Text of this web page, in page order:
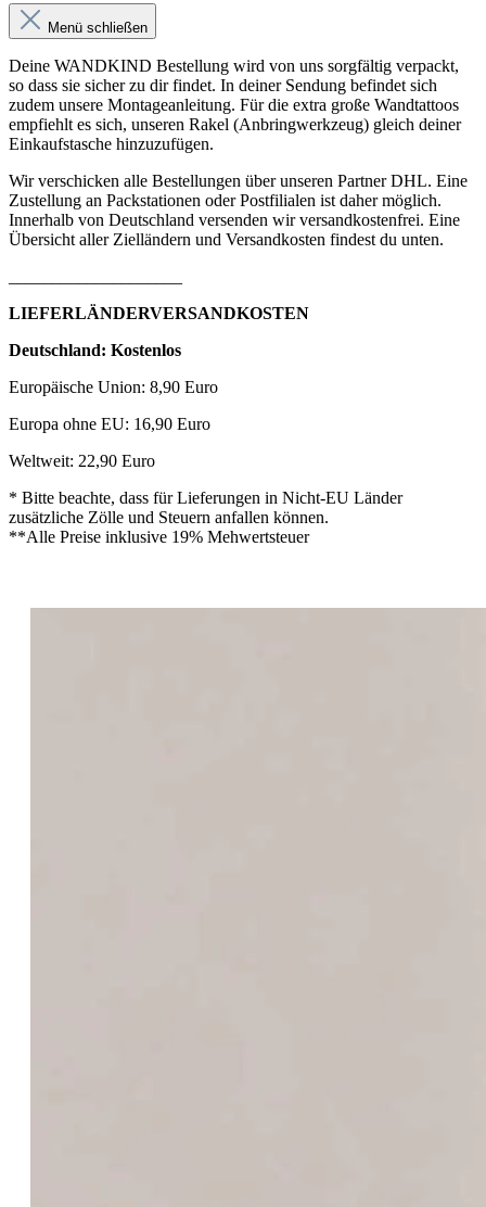
Menü schließen
Deine WANDKIND Bestellung wird von uns sorgfältig verpackt,
so dass sie sicher zu dir findet. In deiner Sendung befindet sich
zudem unsere Montageanleitung. Für die extra große Wandtattoos
empfiehlt es sich, unseren Rakel (Anbringwerkzeug) gleich deiner
Einkaufstasche hinzuzufügen.
Wir verschicken alle Bestellungen über unseren Partner DHL. Eine
Zustellung an Packstationen oder Postfilialen ist daher möglich.
Innerhalb von Deutschland versenden wir versandkostenfrei. Eine
Übersicht aller Zielländern und Versandkosten findest du unten.
LIEFERLÄNDERVERSANDKOSTEN
Deutschland: Kostenlos
Europäische Union: 8,90 Euro
Europa ohne EU: 16,90 Euro
Weltweit: 22,90 Euro
* Bitte beachte, dass für Lieferungen in Nicht-EU Länder
zusätzliche Zölle und Steuern anfallen können.
**Alle Preise inklusive 19% Mehwertsteuer